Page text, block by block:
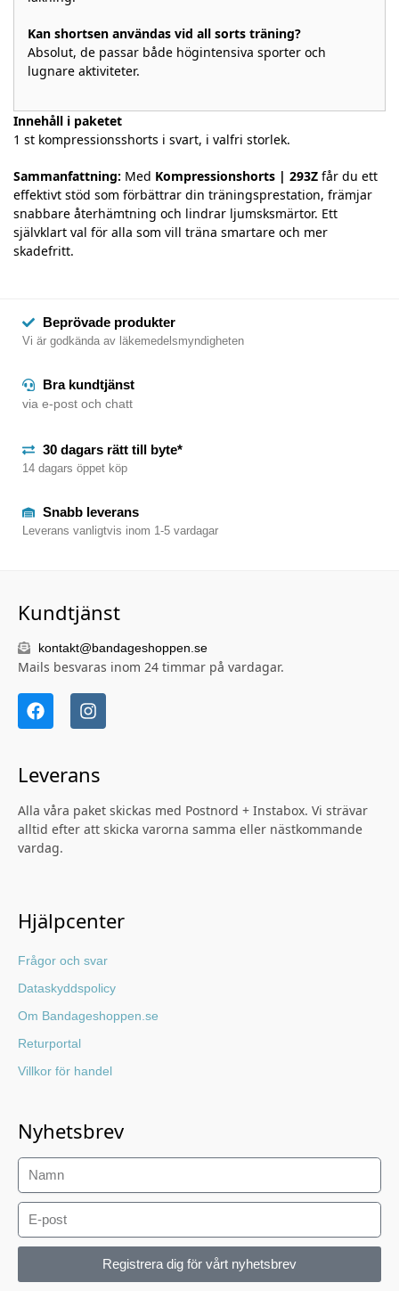
Kan shortsen användas vid all sorts träning?
Absolut, de passar både högintensiva sporter och
lugnare aktiviteter.
Innehåll i paketet
1 st kompressionsshorts i svart, i valfri storlek.
Sammanfattning: Med Kompressionshorts | 293Z får du ett
effektivt stöd som förbättrar din träningsprestation, främjar
snabbare återhämtning och lindrar ljumsksmärtor. Ett
självklart val för alla som vill träna smartare och mer
skadefritt.
Beprövade produkter
Vi är godkända av läkemedelsmyndigheten
Bra kundtjänst
via e-post och chatt
30 dagars rätt till byte*
14 dagars öppet köp
Snabb leverans
Leverans vanligtvis inom 1-5 vardagar
Kundtjänst
kontakt@bandageshoppen.se
Mails besvaras inom 24 timmar på vardagar.
Leverans
Alla våra paket skickas med Postnord + Instabox. Vi strävar
alltid efter att skicka varorna samma eller nästkommande
vardag.
Hjälpcenter
Frågor och svar
Dataskyddspolicy
Om Bandageshoppen.se
Returportal
Villkor för handel
Nyhetsbrev
Registrera dig för vårt nyhetsbrev